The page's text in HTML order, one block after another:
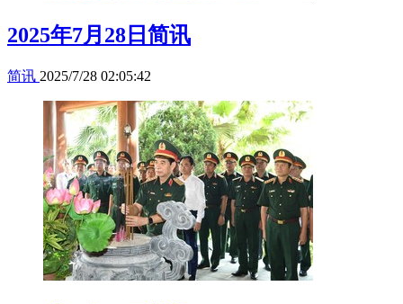
2025年7月28日简讯
简讯 2025/7/28 02:05:42